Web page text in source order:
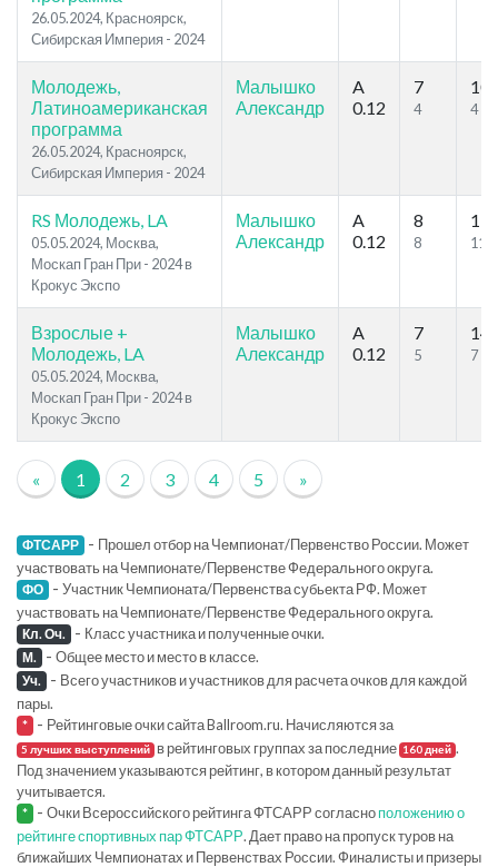
26.05.2024, Красноярск,
Сибирская Империя - 2024
Молодежь,
Латиноамериканская
программа
26.05.2024, Красноярск,
Сибирская Империя - 2024
Малышко
Александр
A
0.12
7
4
10
4
RS Молодежь, LA
05.05.2024, Москва,
Москап Гран При - 2024 в
Крокус Экспо
Малышко
Александр
A
0.12
8
8
19
11
Взрослые +
Молодежь, LA
05.05.2024, Москва,
Москап Гран При - 2024 в
Крокус Экспо
Малышко
Александр
A
0.12
7
5
14
7
« 1 2 3 4 5 »
ФТСАРР - Прошел отбор на Чемпионат/Первенство России. Может
участвовать на Чемпионате/Первенстве Федерального округа.
ФО - Участник Чемпионата/Первенства субьекта РФ. Может
участвовать на Чемпионате/Первенстве Федерального округа.
Кл. Оч. - Класс участника и полученные очки.
М. - Общее место и место в классе.
Уч. - Всего участников и участников для расчета очков для каждой
пары.
* - Рейтинговые очки сайта Ballroom.ru. Начисляются за
5 лучших выступлений в рейтинговых группах за последние 160 дней .
Под значением указываются рейтинг, в котором данный результат
учитывается.
* - Очки Всероссийского рейтинга ФТСАРР согласноположению о
рейтинге спортивных пар ФТСАРР. Дает право на пропуск туров на
ближайших Чемпионатах и Первенствах России. Финалисты и призеры